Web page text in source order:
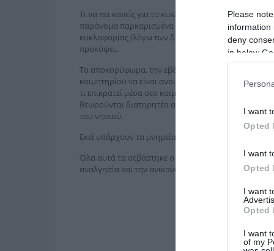
Please
information
deny
in below
I want
Opted
I want
Opted
I want
Opted
I want
of my
Τι να πει κανείς για το κυκλοφοριακό μέσα στην
παράνομα παρκαρισμένα αυτοκίνητα, με το
κυκλοφορίας (λόγω των διπλοπαρκαρισμένων
προκύψει.
Το αποκορύφωμα, την εβδομάδα που μας πέρασε,
κοιμητηρίου να είναι ανοικτό μέχρι τις 4 το
τι επικρατεί μέσα στο κοιμητήριο… Μιλάμε για ένα
θεωρούνται διατηρητέα από την Εφορεία
του νησιού.
Εκεί υπάρχουν τα μνημεία των Ριζοσπαστών, των
Όλα αυτά τα σεβάστηκε ο χρόνος και ο
αναλγησία και την ανικανότητα των σημερινών